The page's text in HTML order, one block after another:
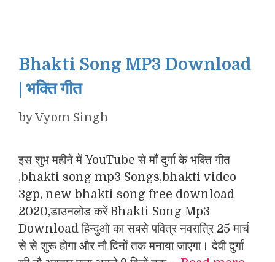
Bhakti Song MP3 Download
| भक्ति गीत
byVyom Singh
इस शुभ महीने में YouTube से माँ दुर्गा के भक्ति गीत
,bhakti song mp3 Songs,bhakti video
3gp, new bhakti song free download
2020,डाउनलोड करें Bhakti Song Mp3
Download हिन्दुओ का सबसे पवित्र नवरात्रि 25 मार्च
से से शुरू होगा और नौ दिनों तक मनाया जाएगा। देवी दुर्गा